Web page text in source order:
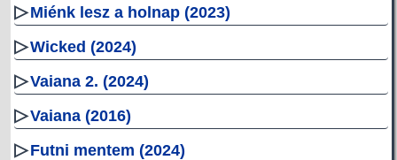
▷Miénk lesz a holnap (2023)
▷Wicked (2024)
▷Vaiana 2. (2024)
▷Vaiana (2016)
▷Futni mentem (2024)